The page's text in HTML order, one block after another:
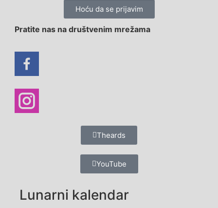
Hoću da se prijavim
Pratite nas na društvenim mrežama
Theards
YouTube
Lunarni kalendar